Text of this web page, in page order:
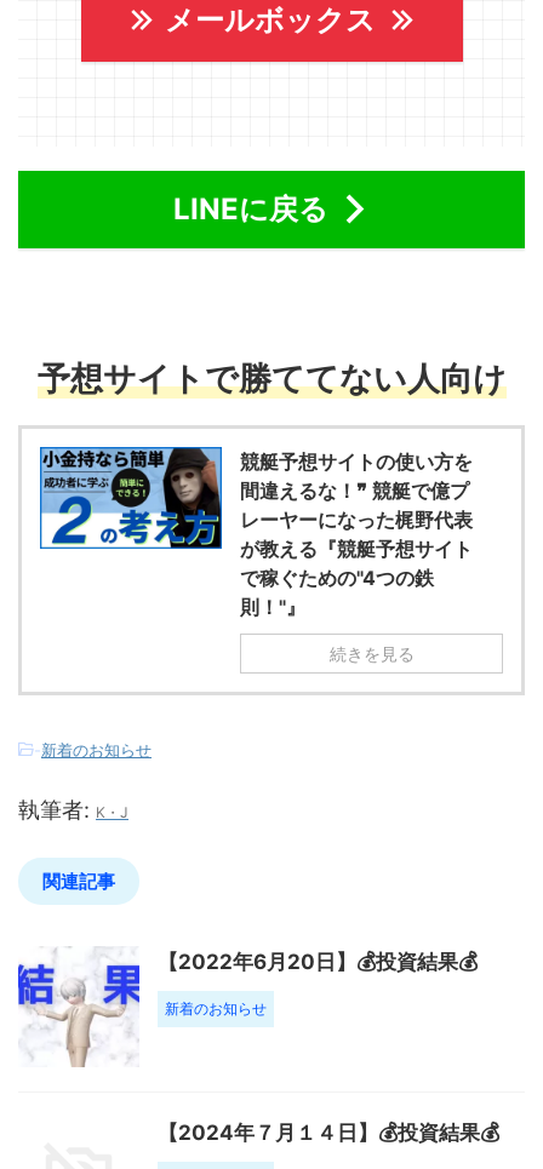
メールボックス
LINEに戻る
予想サイトで勝ててない人向け
競艇予想サイトの使い方を
間違えるな！❞ 競艇で億プ
レーヤーになった梶野代表
が教える『競艇予想サイト
で稼ぐための"4つの鉄
則！"』
続きを見る
-新着のお知らせ
執筆者: K・J
関連記事
【2022年6月20日】💰投資結果💰
新着のお知らせ
【2024年７月１４日】💰投資結果💰